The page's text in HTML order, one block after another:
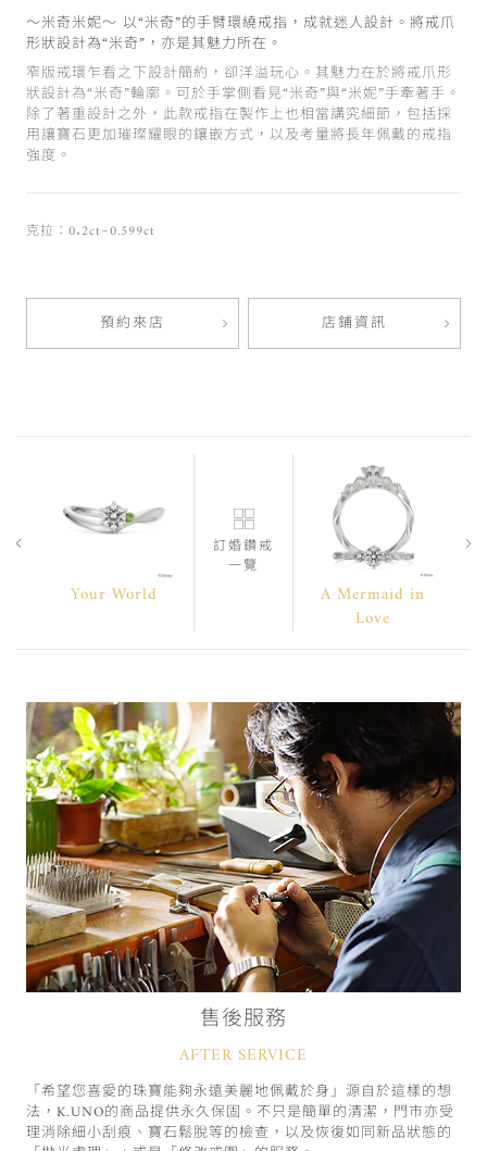
～米奇米妮～ 以“米奇”的手臂環繞戒指，成就迷人設計。將戒爪
形狀設計為“米奇”，亦是其魅力所在。
窄版戒環乍看之下設計簡約，卻洋溢玩心。其魅力在於將戒爪形
狀設計為“米奇”輪廓。可於手掌側看見“米奇”與“米妮”手牽著手。
除了著重設計之外，此款戒指在製作上也相當講究細節，包括採
用讓寶石更加璀璨耀眼的鑲嵌方式，以及考量將長年佩戴的戒指
強度。
克拉：0.2ct~0.599ct
預約來店 店鋪資訊
Your World
訂婚鑽戒
一覽
A Mermaid in
Love
售後服務
AFTER SERVICE
「希望您喜愛的珠寶能夠永遠美麗地佩戴於身」源自於這樣的想
法，K.UNO的商品提供永久保固。不只是簡單的清潔，門市亦受
理消除細小刮痕、寶石鬆脫等的檢查，以及恢復如同新品狀態的